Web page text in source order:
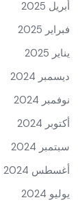
أبريل 2025
فبراير 2025
يناير 2025
ديسمبر 2024
نوفمبر 2024
أكتوبر 2024
سبتمبر 2024
أغسطس 2024
يوليو 2024